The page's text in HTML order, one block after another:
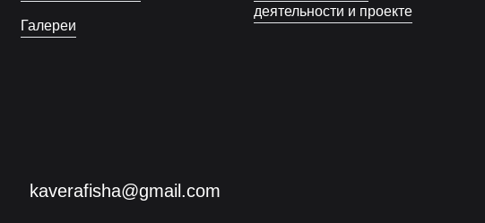
Галереи
деятельности и проекте
kaverafisha@gmail.com